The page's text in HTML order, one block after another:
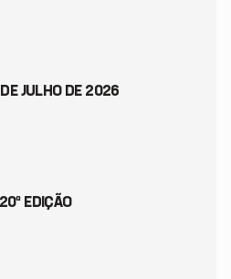
JULHO DE 2026
EDIÇÃO